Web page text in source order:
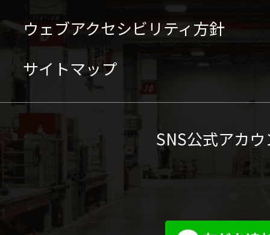
ウェブアクセシビリティ方針
サイトマップ
SNS公式アカ